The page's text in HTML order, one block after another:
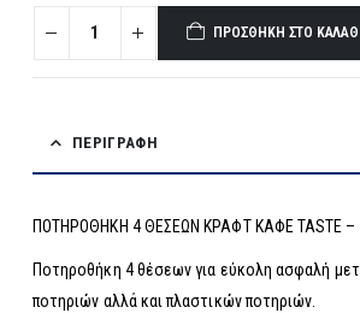
ΠΡΟΣΘΉΚΗ ΣΤΟ ΚΑΛΆΘΙ
ΠΕΡΙΓΡΑΦΉ
ΠΟΤΗΡΟΘΗΚΗ 4 ΘΕΣΕΩΝ ΚΡΑΦΤ ΚΑΦΕ TASTE –
Ποτηροθήκη 4 θέσεων για εύκολη ασφαλή
ποτηριών αλλά και πλαστικών ποτηριών.